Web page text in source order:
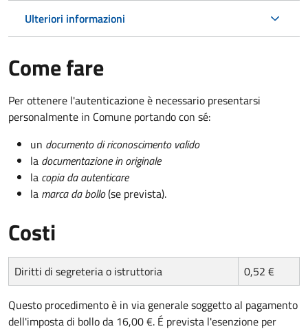
Ulteriori informazioni
Come fare
Per ottenere l'autenticazione è necessario presentarsi
personalmente in Comune portando con sé:
un documento di riconoscimento valido
la documentazione in originale
la copia da autenticare
la marca da bollo(se prevista).
Costi
Diritti di segreteria o istruttoria 0,52 €
Questo procedimento è in via generale soggetto al pagamento
dell'imposta di bollo da 16,00 €. É prevista l'esenzione per